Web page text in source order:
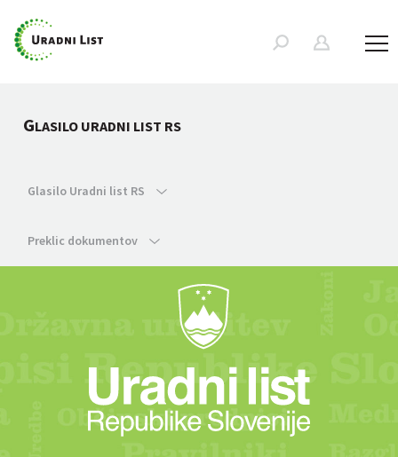
GLASILO URADNI LIST RS
Glasilo Uradni list RS
Preklic dokumentov